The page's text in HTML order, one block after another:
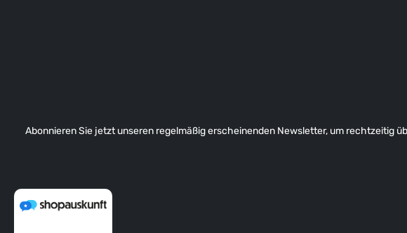
Abonnieren Sie jetzt unseren regelmäßig erscheinenden Newsletter, um rechtzeitig